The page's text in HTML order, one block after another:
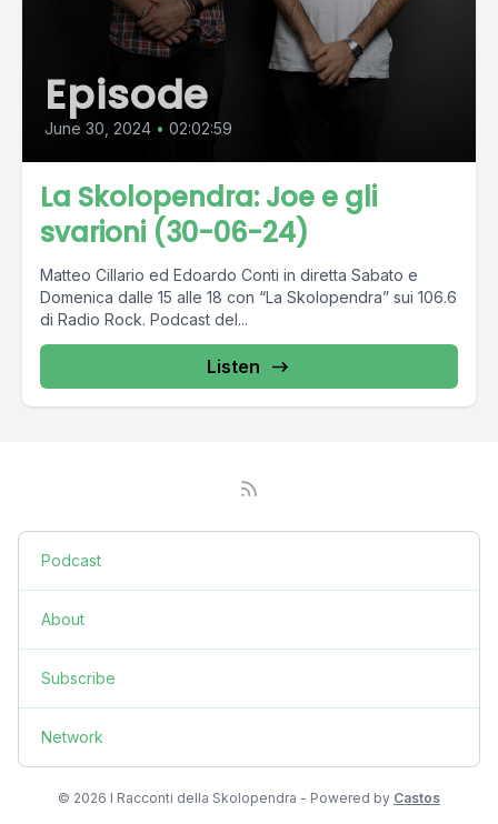
Episode
June 30, 2024 • 02:02:59
La Skolopendra: Joe e gli
svarioni (30-06-24)
Matteo Cillario ed Edoardo Conti in diretta Sabato e
Domenica dalle 15 alle 18 con “La Skolopendra” sui 106.6
di Radio Rock. Podcast del...
Listen
Podcast
About
Subscribe
Network
© 2026 I Racconti della Skolopendra - Powered by Castos